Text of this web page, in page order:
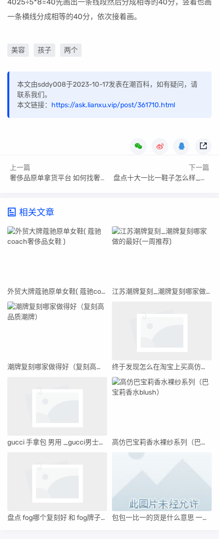
4025÷5*8=40先画出一条线段然后分成相等的40分，竖着也画
一条横线分成相等的40分，依次接着画。
美容 孩子 两个
本文由sddy008于2023-10-17发表在潮百科，如有疑问，请
联系我们。
本文链接： https://ask.lianxu.vip/post/361710.html
上一篇
奢侈品原单拿货平台 如何找奢侈原单店(已更新)
下一篇
盘点十大一比一鞋子怎么样_一比一鞋子是什么意思
相关文章
外贸大牌蔻驰原单女鞋( 蔻驰coach奢侈品女鞋 ) 江苏潮牌复刻_潮牌复刻哪家做的最好(一周推荐)
潮牌复刻哪家做得好（复刻高品质潮牌） 终于发现怎么在淘宝上买高仿名牌衣服, 推荐5个购买渠道(2023/3/26)
gucci 手拿包 男用 _gucci男士手拿包真假对比 高仿巴宝莉香水裸纱系列（巴宝莉香水blush）
盘点 fog哪个复刻好 和 fog牌子贵吗 包包一比一的货是什么意思 一比一定制包包多少钱(已更新)